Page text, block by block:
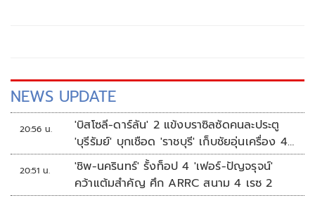
NEWS UPDATE
20:56 น.
'บิสโซลี-ดาร์ลัน' 2 แข้งบราซิลซัดคนละประตู
'บุรีรัมย์' บุกเชือด 'ราชบุรี' เก็บชัยอุ่นเครื่อง 4
นัดรวด
20:51 น.
'ชิพ-นครินทร์' รั้งท็อป 4 'เฟอร์-ปัญจรุจน์'
คว้าแต้มสำคัญ ศึก ARRC สนาม 4 เรซ 2